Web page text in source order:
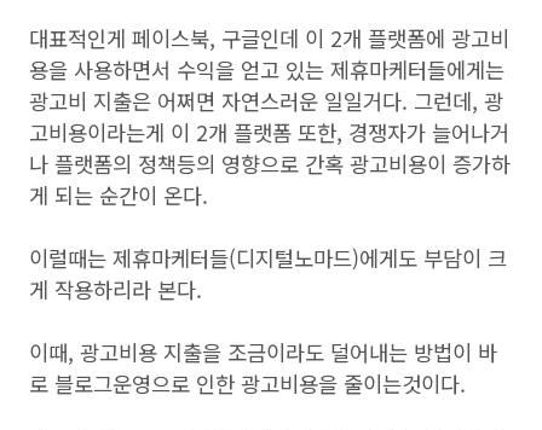
대표적인게 페이스북, 구글인데 이 2개 플랫폼에 광고비
용을 사용하면서 수익을 얻고 있는 제휴마케터들에게는
광고비 지출은 어쩌면 자연스러운 일일거다. 그런데, 광
고비용이라는게 이 2개 플랫폼 또한, 경쟁자가 늘어나거
나 플랫폼의 정책등의 영향으로 간혹 광고비용이 증가하
게 되는 순간이 온다.
이럴때는 제휴마케터들(디지털노마드)에게도 부담이 크
게 작용하리라 본다.
이때, 광고비용 지출을 조금이라도 덜어내는 방법이 바
로 블로그운영으로 인한 광고비용을 줄이는것이다.